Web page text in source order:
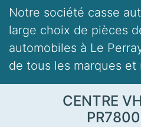
Notre société casse
large choix de pièces
automobiles à Le
de tous les marques et
CENTRE